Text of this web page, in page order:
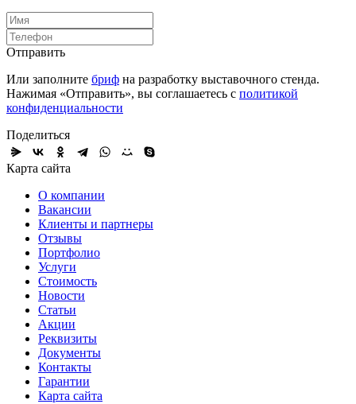
Отправить
Или заполните бриф на разработку выставочного стенда.
Нажимая «Отправить», вы соглашаетесь с политикой
конфиденциальности
Поделиться
Карта сайта
О компании
Вакансии
Клиенты и партнеры
Отзывы
Портфолио
Услуги
Стоимость
Новости
Статьи
Акции
Реквизиты
Документы
Контакты
Гарантии
Карта сайта